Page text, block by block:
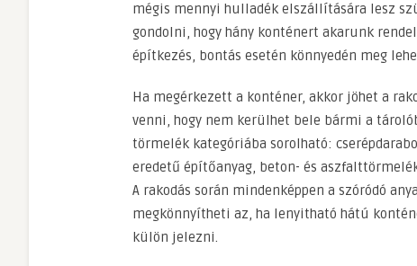
mégis mennyi hulladék elszállítására lesz
gondolni, hogy hány konténert akarunk
építkezés, bontás esetén könnyedén meg
Ha megérkezett a konténer, akkor jöhet a
venni, hogy nem kerülhet bele bármi a
törmelék kategóriába sorolható:
eredetű építőanyag, beton- és
A rakodás során mindenképpen a szóródó
megkönnyítheti az, ha lenyitható hátú
külön jelezni.